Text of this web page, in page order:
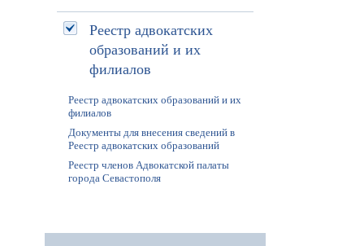
Реестр адвокатских
образований и их
филиалов
Реестр адвокатских образований и их
филиалов
Документы для внесения сведений в
Реестр адвокатских образований
Реестр членов Адвокатской палаты
города Севастополя